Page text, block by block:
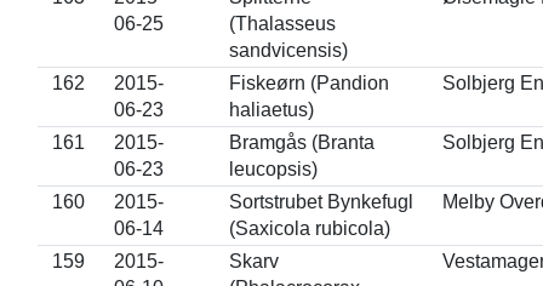
06-25
(Thalasseus
sandvicensis)
162
2015-
06-23
Fiskeørn (Pandion
haliaetus)
Solbjerg
161
2015-
06-23
Bramgås (Branta
leucopsis)
Solbjerg
160
2015-
06-14
Sortstrubet Bynkefugl
(Saxicola rubicola)
Melby
159
2015-
Skarv